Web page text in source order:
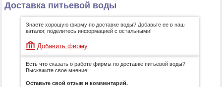
Доставка питьевой воды
Знаете хорошую фирму по доставке воды? Добавьте ее в наш
каталог, поделитесь информацией с остальными!
Добавить фирму
Есть что сказать о работе фирмы по доставке питьевой воды?
Выскажите свое мнение!
Оставьте свой отзыв и комментарий.